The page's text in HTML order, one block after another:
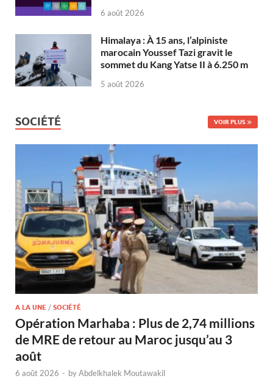
6 août 2026
Himalaya : À 15 ans, l’alpiniste
marocain Youssef Tazi gravit le
sommet du Kang Yatse II à 6.250 m
5 août 2026
SOCIÉTÉ VOIR PLUS
A LA UNE / SOCIÉTÉ
Opération Marhaba : Plus de 2,74 millions
de MRE de retour au Maroc jusqu’au 3
août
6 août 2026 - byAbdelkhalek Moutawakil